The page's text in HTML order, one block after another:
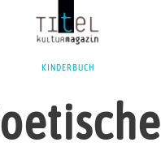
KINDERBUCH